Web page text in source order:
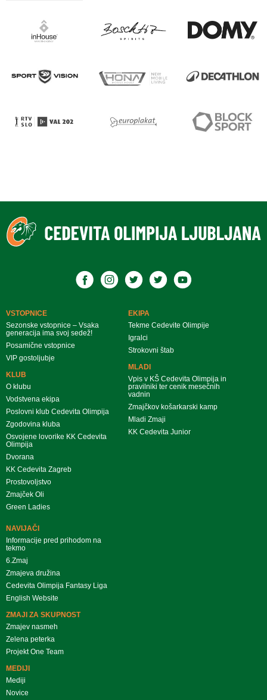
VSTOPNICE
Sezonske vstopnice – Vsaka
generacija ima svoj sedež!
Posamične vstopnice
VIP gostoljubje
KLUB
O klubu
Vodstvena ekipa
Poslovni klub Cedevita Olimpija
Zgodovina kluba
Osvojene lovorike KK Cedevita
Olimpija
Dvorana
KK Cedevita Zagreb
Prostovoljstvo
Zmajček Oli
Green Ladies
EKIPA
Tekme Cedevite Olimpije
Igralci
Strokovni štab
MLADI
Vpis v KŠ Cedevita Olimpija in
pravilniki ter cenik mesečnih
vadnin
Zmajčkov košarkarski kamp
Mladi Zmaji
KK Cedevita Junior
NAVIJAČI
Informacije pred prihodom na
tekmo
6.Zmaj
Zmajeva družina
Cedevita Olimpija Fantasy Liga
English Website
ZMAJI ZA SKUPNOST
Zmajev nasmeh
Zelena peterka
Projekt One Team
MEDIJI
Mediji
Novice